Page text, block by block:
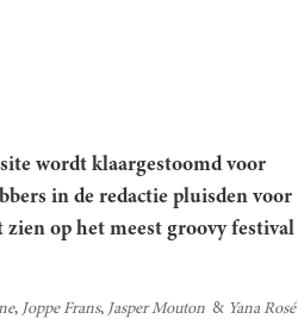
wordt klaargestoomd voor
in de redactie pluisden voor
op het meest groovy festival
Joppe Frans Jasper Mouton Yana Rosé